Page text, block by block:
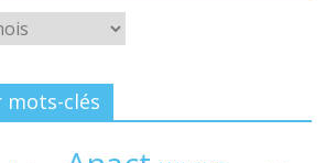
mots-clés